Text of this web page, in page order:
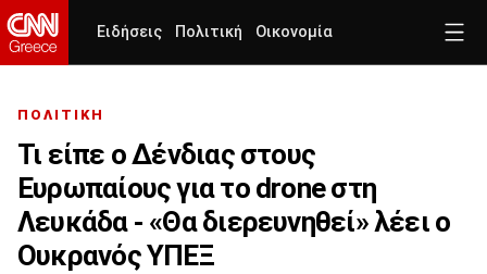
Ειδήσεις Πολιτική Οικονομία
ΠΟΛΙΤΙΚΗ
Τι είπε ο Δένδιας στους
Ευρωπαίους για το drone στη
Λευκάδα - «Θα διερευνηθεί» λέει ο
Ουκρανός ΥΠΕΞ